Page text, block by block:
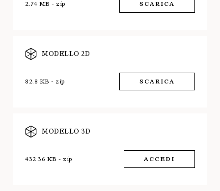
2.74 MB - zip SCARICA
MODELLO 2D
82.8 KB - zip SCARICA
MODELLO 3D
432.36 KB - zip ACCEDI